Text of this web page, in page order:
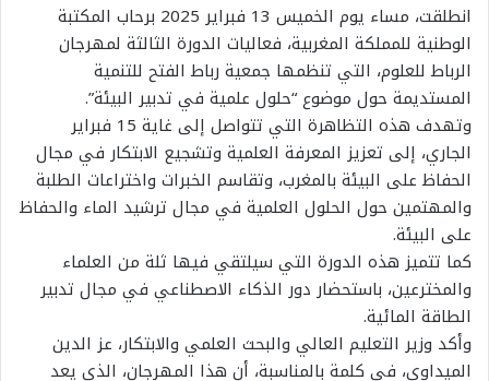
انطلقت، مساء يوم الخميس 13 فبراير 2025 برحاب المكتبة
الوطنية للمملكة المغربية، فعاليات الدورة الثالثة لمهرجان
الرباط للعلوم، التي تنظمها جمعية رباط الفتح للتنمية
المستديمة حول موضوع “حلول علمية في تدبير البيئة”.
وتهدف هذه التظاهرة التي تتواصل إلى غاية 15 فبراير
الجاري، إلى تعزيز المعرفة العلمية وتشجيع الابتكار في مجال
الحفاظ على البيئة بالمغرب، وتقاسم الخبرات واختراعات الطلبة
والمهتمين حول الحلول العلمية في مجال ترشيد الماء والحفاظ
على البيئة.
كما تتميز هذه الدورة التي سيلتقي فيها ثلة من العلماء
والمخترعين، باستحضار دور الذكاء الاصطناعي في مجال تدبير
الطاقة المائية.
وأكد وزير التعليم العالي والبحث العلمي والابتكار، عز الدين
الميداوي، في كلمة بالمناسبة، أن هذا المهرجان، الذي يعد